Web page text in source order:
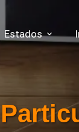
Estados